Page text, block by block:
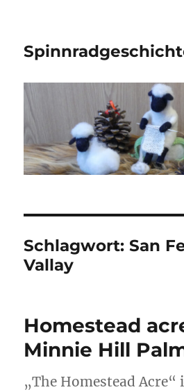
Schlagwort:San
Vallay
Homestead
Minnie Hill
„The Homestead Acre“